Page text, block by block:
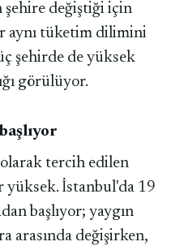
şehire değiştiği için
aynı tüketim dilimini
şehirde de yüksek
görülüyor.
tercih edilen
yüksek. İstanbul'da 19
başlıyor; yaygın
arasında değişirken,